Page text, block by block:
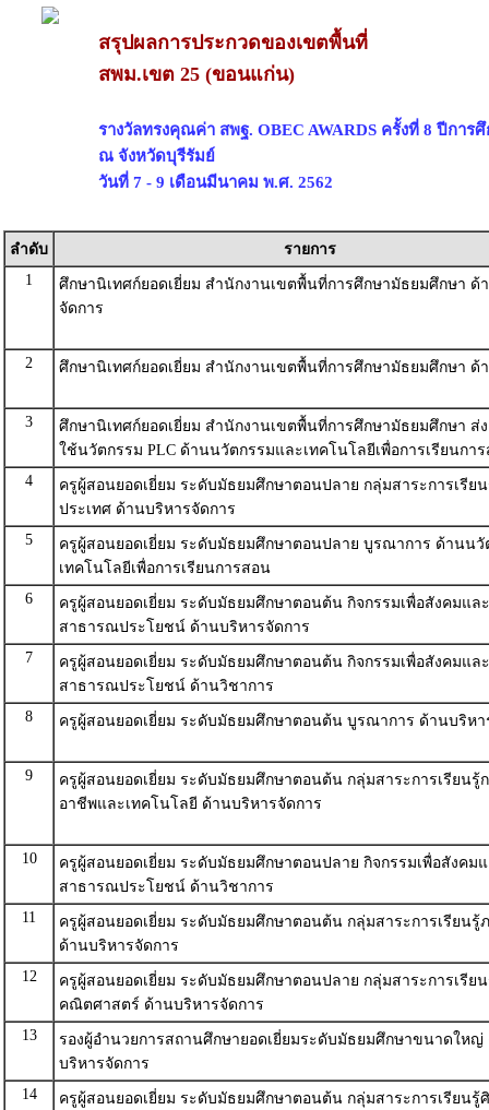
สรุปผลการประกวดของเขตพื้นที่
สพม.เขต 25 (ขอนแก่น)
รางวัลทรงคุณค่า สพฐ. OBEC AWARDS ครั้งที่ 8 ปีการ
ณ จังหวัดบุรีรัมย์
วันที่ 7 - 9 เดือนมีนาคม พ.ศ. 2562
ลำดับ
รายการ
1
ศึกษานิเทศก์ยอดเยี่ยม สำนักงานเขตพื้นที่การศึกษามัธยมศึกษา ด้
จัดการ
2 ศึกษานิเทศก์ยอดเยี่ยม สำนักงานเขตพื้นที่การศึกษามัธยมศึกษา ด้
3
ศึกษานิเทศก์ยอดเยี่ยม สำนักงานเขตพื้นที่การศึกษามัธยมศึกษา ส่ง
ใช้นวัตกรรม PLC ด้านนวัตกรรมและเทคโนโลยีเพื่อการเรียนกา
4
ครูผู้สอนยอดเยี่ยม ระดับมัธยมศึกษาตอนปลาย กลุ่มสาระการเรีย
ประเทศ ด้านบริหารจัดการ
5
ครูผู้สอนยอดเยี่ยม ระดับมัธยมศึกษาตอนปลาย บูรณาการ ด้านนวั
เทคโนโลยีเพื่อการเรียนการสอน
6
ครูผู้สอนยอดเยี่ยม ระดับมัธยมศึกษาตอนต้น กิจกรรมเพื่อสังคมและ
สาธารณประโยชน์ ด้านบริหารจัดการ
7
ครูผู้สอนยอดเยี่ยม ระดับมัธยมศึกษาตอนต้น กิจกรรมเพื่อสังคมและ
สาธารณประโยชน์ ด้านวิชาการ
8
ครูผู้สอนยอดเยี่ยม ระดับมัธยมศึกษาตอนต้น บูรณาการ ด้านบริหา
9
ครูผู้สอนยอดเยี่ยม ระดับมัธยมศึกษาตอนต้น กลุ่มสาระการเรียนรู้
อาชีพและเทคโนโลยี ด้านบริหารจัดการ
10
ครูผู้สอนยอดเยี่ยม ระดับมัธยมศึกษาตอนปลาย กิจกรรมเพื่อสังคม
สาธารณประโยชน์ ด้านวิชาการ
11
ครูผู้สอนยอดเยี่ยม ระดับมัธยมศึกษาตอนต้น กลุ่มสาระการเรียนรู้
ด้านบริหารจัดการ
12
ครูผู้สอนยอดเยี่ยม ระดับมัธยมศึกษาตอนปลาย กลุ่มสาระการเรีย
คณิตศาสตร์ ด้านบริหารจัดการ
13
รองผู้อำนวยการสถานศึกษายอดเยี่ยมระดับมัธยมศึกษาขนาดใหญ่
บริหารจัดการ
14
ครูผู้สอนยอดเยี่ยม ระดับมัธยมศึกษาตอนต้น กลุ่มสาระการเรียนรู้